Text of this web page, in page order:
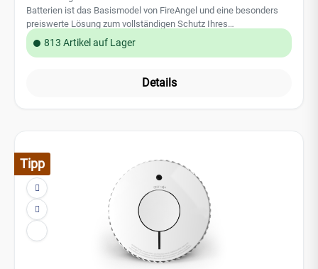
Testlautstärke Sleep Easy -Modus: temporäre Stummschaltung
einer Störungsmeldung End-of-Life-Anzeige geeignet auch für
Wohnmobile und Wohnwagen zertifiziert nach EN14604 5 Jahre
Herstellergarantie der FireAngel Safety Technology Limited
Technische Daten: Sensortechnologie: Optisch Alarmtonpegel:
+4°C bis +38°C Batterie: 2x AA-Alkaline Batterie Gewicht: 185
Tipp
Durchschnittliche Bewertung von
FA-6120-INT Optischer Rauchwarnmelder
fa-6120-int
Der FireAngel Rauchwarnmelder FA-6120-INT mit fest integrierter
Batterie lässt sich schnell und komfortabel installieren. Das
Installationsmaterial für den optischen Rauchwarnmelder ist mit